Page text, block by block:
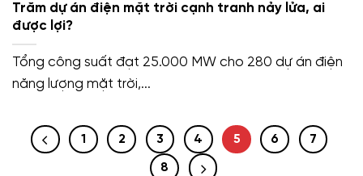
Trăm dự án điện mặt trời cạnh tranh nảy lửa, ai
được lợi?
Tổng công suất đạt 25.000 MW cho 280 dự án điện
năng lượng mặt trời,...
1 2 3 4 5 6 7
8